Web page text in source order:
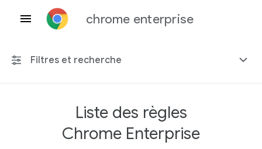
chrome enterprise
Filtres et recherche
Toute plate-forme
Chrome 151
Liste des règles
Chrome Enterprise